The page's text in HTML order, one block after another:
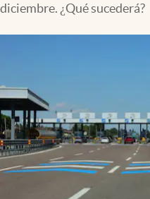
diciembre. ¿Qué sucederá?